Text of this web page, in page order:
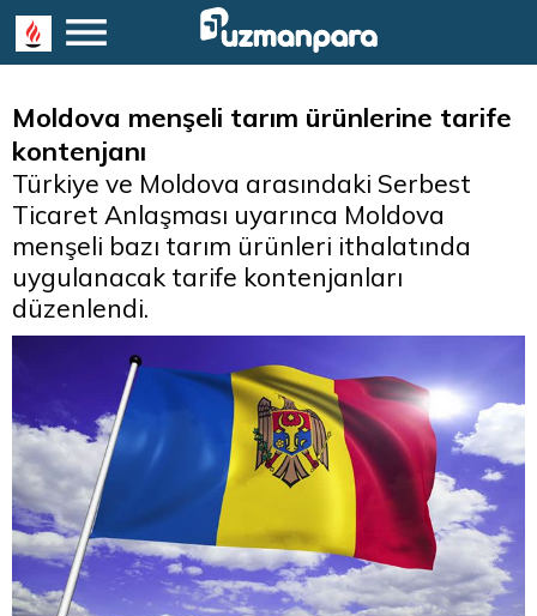
Moldova menşeli tarım ürünlerine tarife
kontenjanı
Türkiye ve Moldova arasındaki Serbest
Ticaret Anlaşması uyarınca Moldova
menşeli bazı tarım ürünleri ithalatında
uygulanacak tarife kontenjanları
düzenlendi.